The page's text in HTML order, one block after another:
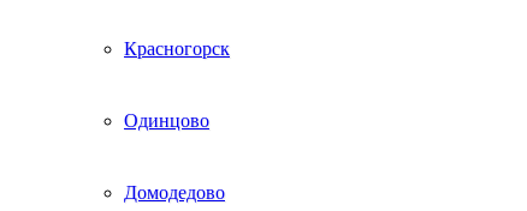
Красногорск
Одинцово
Домодедово